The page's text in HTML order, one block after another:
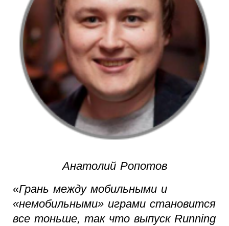
Анатолий Ропотов
«Грань между мобильными и
«немобильными» играми становится
все тоньше, так что выпуск Running